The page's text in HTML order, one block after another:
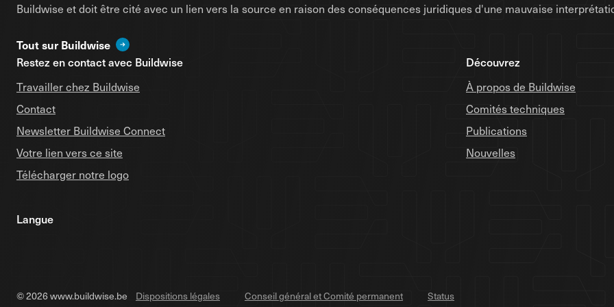
Buildwise et doit être cité avec un lien vers la source en raison des conséquences juridiques d'une mauvaise
Tout sur Buildwise
Restez en contact avec Buildwise
Travailler chez Buildwise
Contact
Newsletter Buildwise Connect
Votre lien vers ce site
Télécharger notre logo
Découvrez
À propos de Buildwise
Comités techniques
Publications
Nouvelles
Langue
© 2026 www.buildwise.be Dispositions légales Conseil général et Comité permanent Status